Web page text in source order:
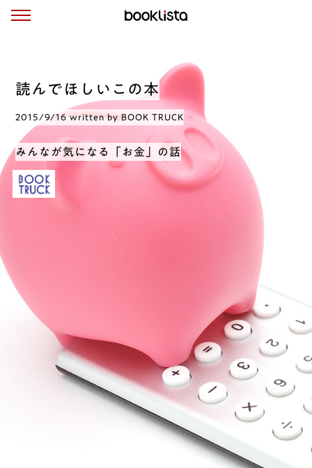
読んでほしいこの本
2015/9/16 written by BOOK TRUCK
みんなが気になる「お金」の話